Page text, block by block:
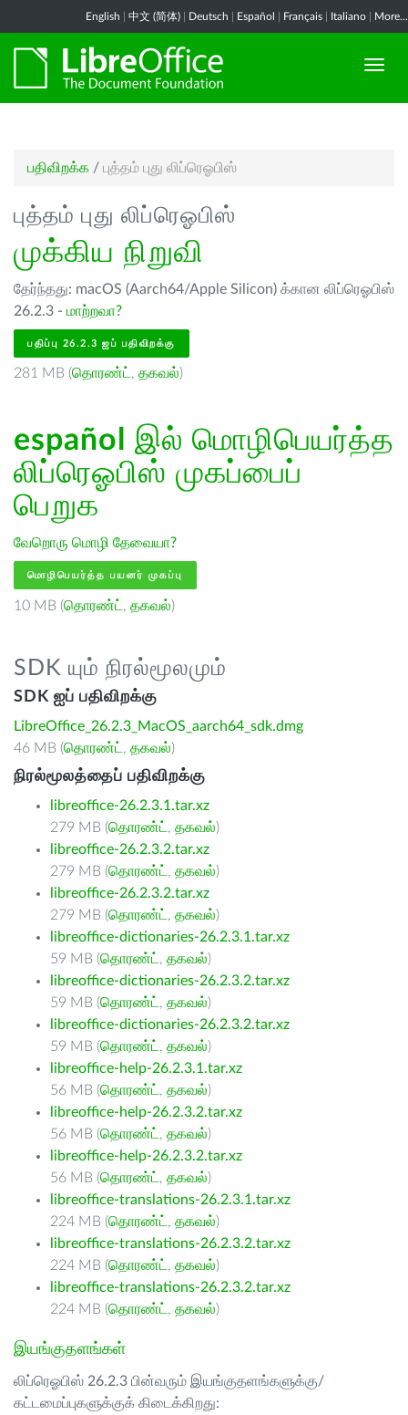
English 中文 (简体) Deutsch Español Français Italiano More...
பதிவிறக்க / புத்தம் புது லிப்ரெஓபிஸ்
புத்தம் புது லிப்ரெஓபிஸ்
முக்கிய நிறுவி
தேர்ந்தது: macOS (Aarch64/Apple Silicon) க்கான லிப்ரெஓபிஸ்
26.2.3 - மாற்றவா?
பதிப்பு 26.2.3 ஐப் பதிவிறக்கு
281 MB (தொரண்ட் , தகவல்)
español
இல் மொழிபெயர்த்த
லிப்ரெஓபிஸ் முகப்பைப்
பெறுக
வேறொரு மொழி தேவையா?
மொழிபெயர்த்த பயனர் முகப்பு
10 MB (தொரண்ட் , தகவல்)
SDK யும் நிரல்மூலமும்
SDK ஐப் பதிவிறக்கு
LibreOffice_26.2.3_MacOS_aarch64_sdk.dmg
46 MB (தொரண்ட் , தகவல்)
நிரல்மூலத்தைப் பதிவிறக்கு
libreoffice-26.2.3.1.tar.xz
279 MB (தொரண்ட் , தகவல்)
libreoffice-26.2.3.2.tar.xz
279 MB (தொரண்ட் , தகவல்)
libreoffice-26.2.3.2.tar.xz
279 MB (தொரண்ட் , தகவல்)
libreoffice-dictionaries-26.2.3.1.tar.xz
59 MB (தொரண்ட் , தகவல்)
libreoffice-dictionaries-26.2.3.2.tar.xz
59 MB (தொரண்ட் , தகவல்)
libreoffice-dictionaries-26.2.3.2.tar.xz
59 MB (தொரண்ட் , தகவல்)
libreoffice-help-26.2.3.1.tar.xz
56 MB (தொரண்ட் , தகவல்)
libreoffice-help-26.2.3.2.tar.xz
56 MB (தொரண்ட் , தகவல்)
libreoffice-help-26.2.3.2.tar.xz
56 MB (தொரண்ட் , தகவல்)
libreoffice-translations-26.2.3.1.tar.xz
224 MB (தொரண்ட் , தகவல்)
libreoffice-translations-26.2.3.2.tar.xz
224 MB (தொரண்ட் , தகவல்)
libreoffice-translations-26.2.3.2.tar.xz
224 MB (தொரண்ட் , தகவல்)
இயங்குதளங்கள்
லிப்ரெஓபிஸ் 26.2.3 பின்வரும் இயங்குதளங்களுக்கு/
கட்டமைப்புகளுக்குக் கிடைக்கிறது: